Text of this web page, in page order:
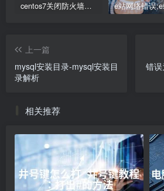
centos7关闭防火墙命令(Centos7防火墙关闭步骤解析)
上一篇
mysql安装目录-mysql安装目
录解析
错误
相关推荐